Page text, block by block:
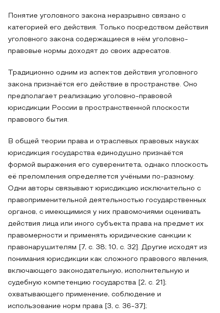
Понятие уголовного закона неразрывно связано с
категорией его действия. Только посредством действия
уголовного закона содержащиеся в нём уголовно-
правовые нормы доходят до своих адресатов.
Традиционно одним из аспектов действия уголовного
закона признаётся его действие в пространстве. Оно
предполагает реализацию уголовно-правовой
юрисдикции России в пространственной плоскости
правового бытия.
В общей теории права и отраслевых правовых науках
юрисдикция государства единодушно признаётся
формой выражения его суверенитета, однако плоскость
её преломления определяется учёными по-разному.
Одни авторы связывают юрисдикцию исключительно с
правоприменительной деятельностью государственных
органов, с имеющимися у них правомочиями оценивать
действия лица или иного субъекта права на предмет их
правомерности и применять юридические санкции к
правонарушителям [7, с. 38; 10, с. 32]. Другие исходят из
понимания юрисдикции как сложного правового явления,
включающего законодательную, исполнительную и
судебную компетенцию государства [2, с. 21];
охватывающего применение, соблюдение и
использование норм права [3, с. 36-37];